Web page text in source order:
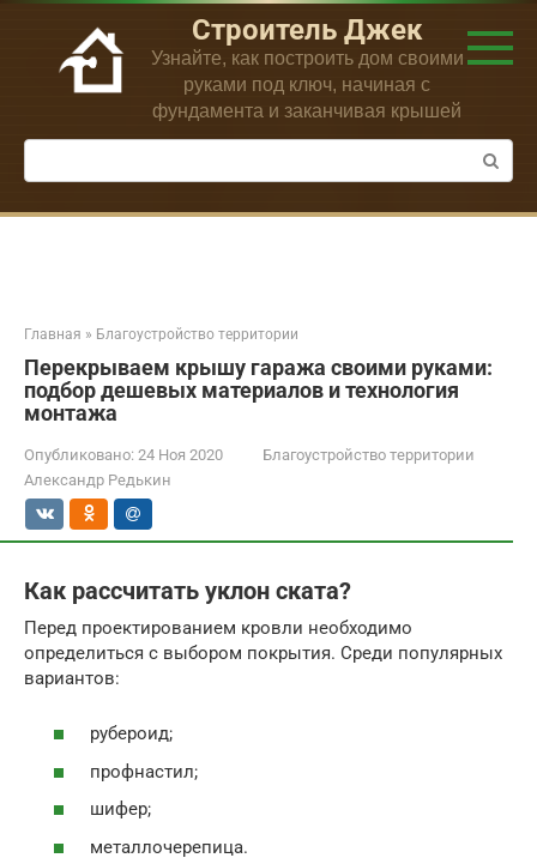
Перейти
контенту
Строитель Джек
Узнайте, как построить дом своими
руками под ключ, начиная с
фундамента и заканчивая крышей
Поиск:
Главная » Благоустройство территории
Перекрываем крышу гаража своими руками:
подбор дешевых материалов и технология
монтажа
Опубликовано: 24 Ноя 2020
Благоустройство территории
Александр Редькин
Как рассчитать уклон ската?
Перед проектированием кровли необходимо
определиться с выбором покрытия. Среди популярных
вариантов:
рубероид;
профнастил;
шифер;
металлочерепица.